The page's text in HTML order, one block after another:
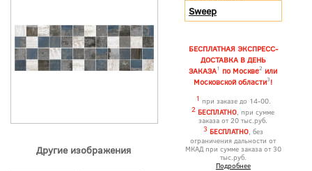
Другие изображения
Sweep
БЕСПЛАТНАЯ ЭКСПРЕСС-
ДОСТАВКА В ДЕНЬ
ЗАКАЗА1 по Москве2 или
Московской области3!
1 при заказе до 14-00.
2 БЕСПЛАТНО, при сумме
заказа от 20 тыс.руб.
3 БЕСПЛАТНО, без
ограничения дальности от
МКАД при сумме заказа от 30
тыс.руб.
Подробнее